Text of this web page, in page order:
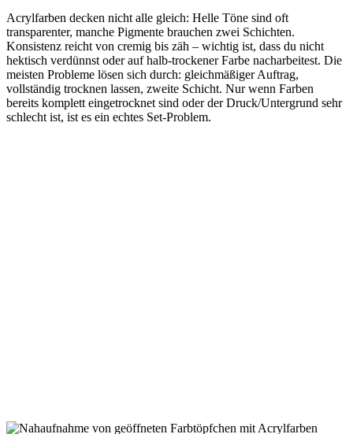
Acrylfarben decken nicht alle gleich: Helle Töne sind oft
transparenter, manche Pigmente brauchen zwei Schichten.
Konsistenz reicht von cremig bis zäh – wichtig ist, dass du nicht
hektisch verdünnst oder auf halb-trockener Farbe nacharbeitest. Die
meisten Probleme lösen sich durch: gleichmäßiger Auftrag,
vollständig trocknen lassen, zweite Schicht. Nur wenn Farben
bereits komplett eingetrocknet sind oder der Druck/Untergrund sehr
schlecht ist, ist es ein echtes Set-Problem.